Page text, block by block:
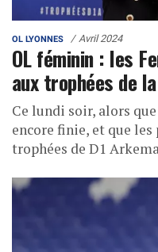
OL LYONNES Avril 2024
OL féminin : les
aux trophées de
Ce lundi soir, alors
encore finie, et que
trophées de D1